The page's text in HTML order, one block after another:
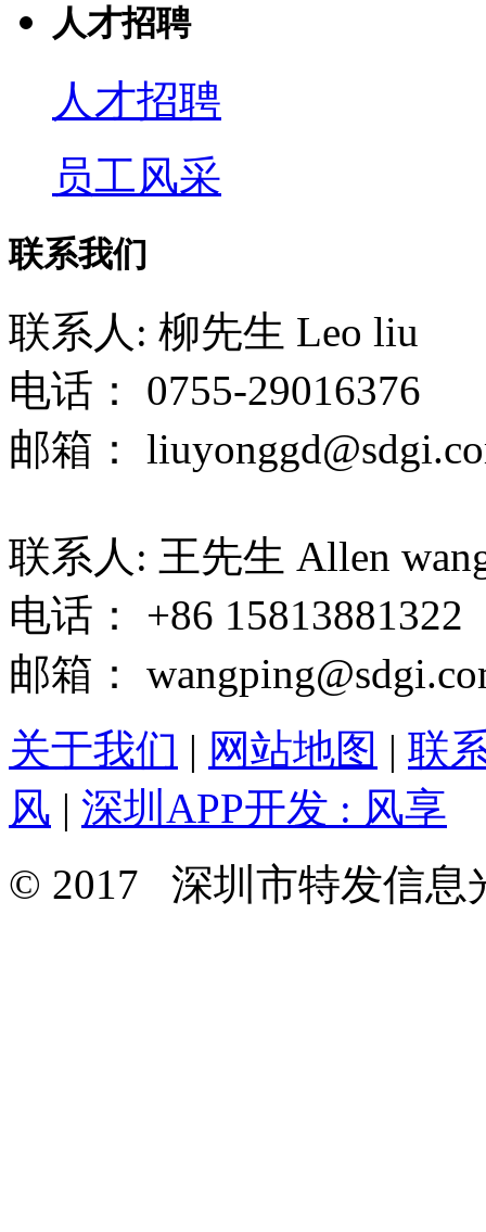
人才招聘
人才招聘
员工风采
联系我们
联系人: 柳先生 Leo liu
电话： 0755-29016376
邮箱：
联系人: 王先生 Allen
电话： +86 15813881322
邮箱：
关于我们 | 网站地图 | 联
风 | 深圳APP开发 : 风享
© 2017 深圳市特发信息